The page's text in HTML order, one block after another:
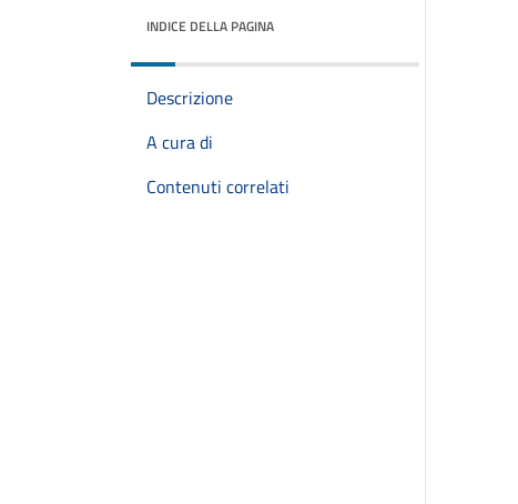
INDICE DELLA PAGINA
Descrizione
A cura di
Contenuti correlati